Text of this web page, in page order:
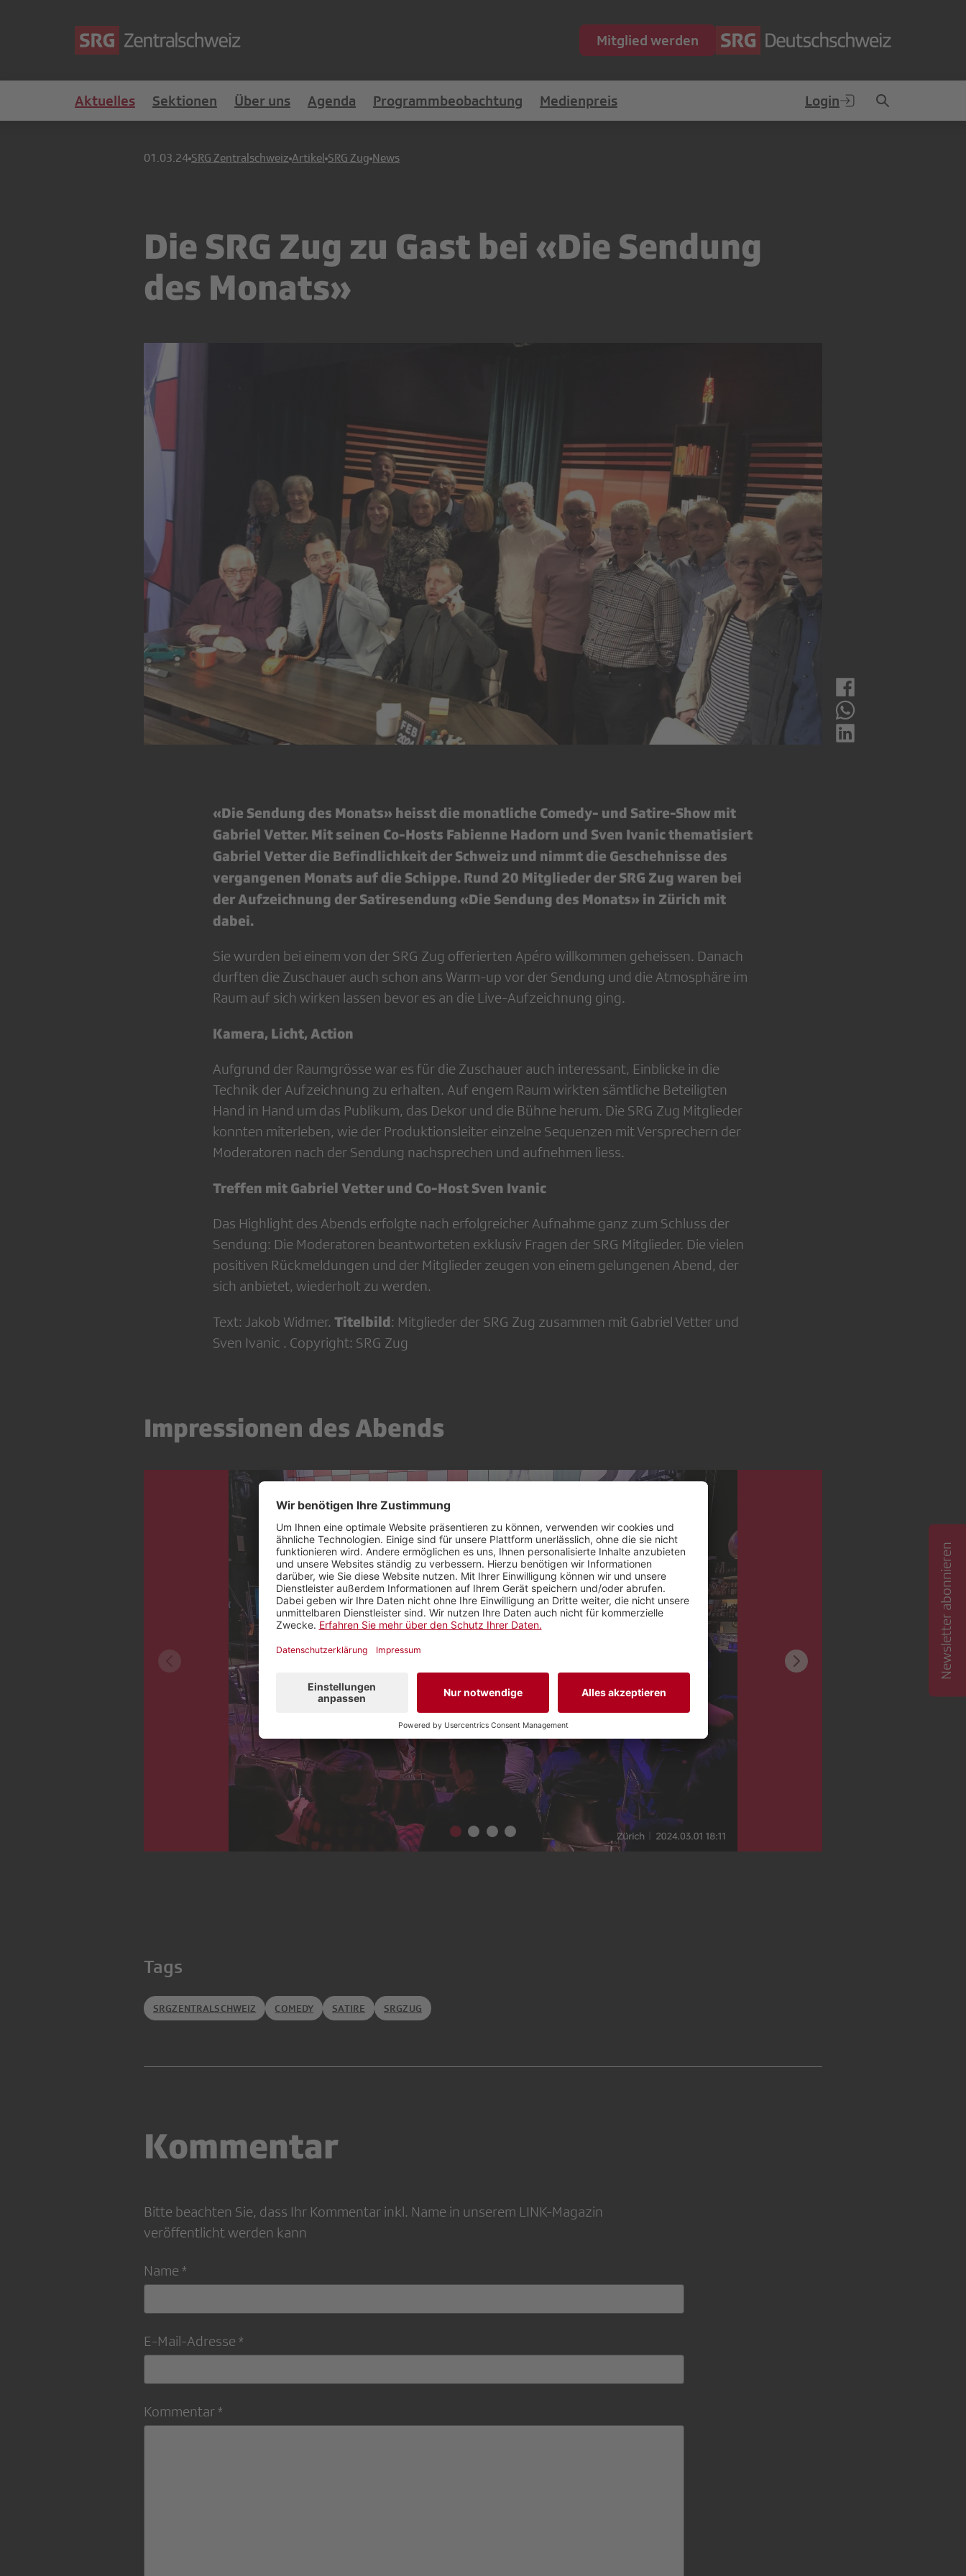
Mitglied werden
Aktuelles Sektionen Über uns Agenda Programmbeobachtung Medienpreis Login
01.03.24 SRG Zentralschweiz Artikel SRG Zug News
Die SRG Zug zu Gast bei «Die Sendung
des Monats»
«Die Sendung des Monats» heisst die monatliche Comedy- und Satire-Show mit
Gabriel Vetter. Mit seinen Co-Hosts Fabienne Hadorn und Sven Ivanic thematisiert
Gabriel Vetter die Befindlichkeit der Schweiz und nimmt die Geschehnisse des
vergangenen Monats auf die Schippe. Rund 20 Mitglieder der SRG Zug waren bei
der Aufzeichnung der Satiresendung «Die Sendung des Monats» in Zürich mit
dabei.
Sie wurden bei einem von der SRG Zug offerierten Apéro willkommen geheissen. Danach
durften die Zuschauer auch schon ans Warm-up vor der Sendung und die Atmosphäre im
Raum auf sich wirken lassen bevor es an die Live-Aufzeichnung ging.
Kamera, Licht, Action
Aufgrund der Raumgrösse war es für die Zuschauer auch interessant, Einblicke in die
Technik der Aufzeichnung zu erhalten. Auf engem Raum wirkten sämtliche Beteiligten
Hand in Hand um das Publikum, das Dekor und die Bühne herum. Die SRG Zug Mitglieder
konnten miterleben, wie der Produktionsleiter einzelne Sequenzen mit Versprechern der
Moderatoren nach der Sendung nachsprechen und aufnehmen liess.
Treffen mit Gabriel Vetter und Co-Host Sven Ivanic
Das Highlight des Abends erfolgte nach erfolgreicher Aufnahme ganz zum Schluss der
Sendung: Die Moderatoren beantworteten exklusiv Fragen der SRG Mitglieder. Die vielen
positiven Rückmeldungen und der Mitglieder zeugen von einem gelungenen Abend, der
sich anbietet, wiederholt zu werden.
Text: Jakob Widmer. Titelbild: Mitglieder der SRG Zug zusammen mit Gabriel Vetter und
Sven Ivanic . Copyright: SRG Zug
Impressionen des Abends
Tags
SRGZENTRALSCHWEIZ COMEDY SATIRE SRGZUG
Kommentar
Bitte beachten Sie, dass Ihr Kommentar inkl. Name in unserem LINK-Magazin
veröffentlicht werden kann
Name *
E-Mail-Adresse *
Kommentar *
Newsletter abonnieren